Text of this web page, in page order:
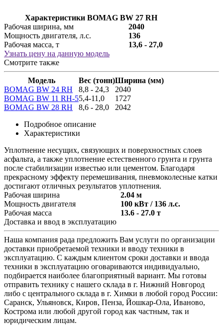
Характеристики BOMAG BW 27 RH
Рабочая ширина, мм
2040
Мощность двигателя, л.с.
136
Рабочая масса, т
13,6 - 27,0
Узнать цену на данную модель
Смотрите также
Модель Вес (тонн)Ширина (мм)
BOMAG BW 24 RH
8,8 - 24,3
2040
BOMAG BW 11 RH-55,4-11,0
1727
BOMAG BW 28 RH
8,6 - 28,0
2042
Подробное описание
Характеристики
Уплотнение несущих, связующих и поверхностных слоев
асфальта, а также уплотнение естественного грунта и грунта
после стабилизации известью или цементом. Благодаря
прекрасному эффекту перемешивания, пневмоколесные катки
достигают отличных результатов уплотнения.
Рабочая ширина
2.04 м
Мощность двигателя
100 кВт / 136 л.с.
Рабочая масса
13.6 - 27.0 т
Доставка и ввод в эксплуатацию
Наша компания рада предложить Вам услуги по организации
доставки приобретаемой техники и вводу техники в
эксплуатацию. С каждым клиентом сроки доставки и ввода
техники в эксплуатацию оговариваются индивидуально,
подбирается наиболее благоприятный вариант. Мы готовы
отправить технику с нашего склада в г. Нижний Новгород
либо с центрального склада в г. Химки в любой город России:
Саранск, Ульяновск, Киров, Пенза, Йошкар-Ола, Иваново,
Кострома или любой другой город как частным, так и
юридическим лицам.